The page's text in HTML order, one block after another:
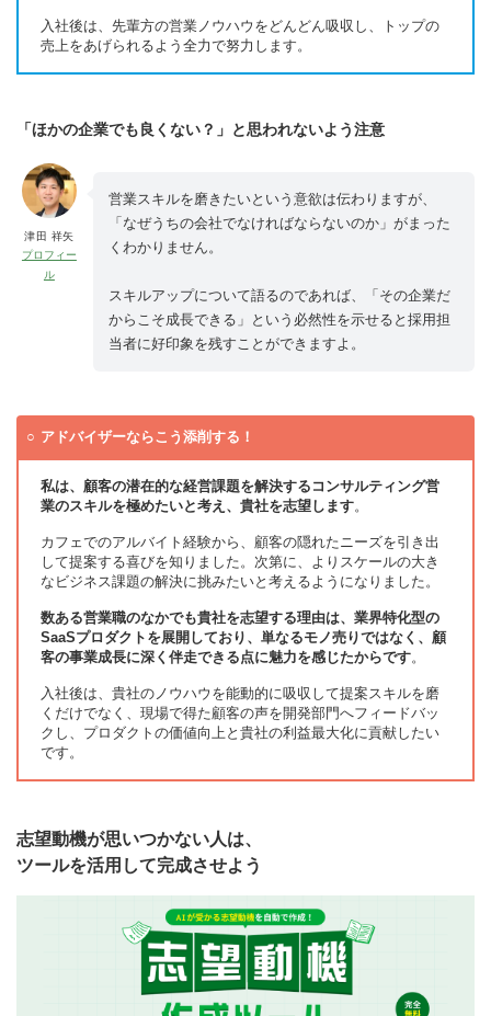
入社後は、先輩方の営業ノウハウをどんどん吸収し、トップの
売上をあげられるよう全力で努力します。
「ほかの企業でも良くない？」と思われないよう注意
津田 祥矢
プロフィー
ル
営業スキルを磨きたいという意欲は伝わりますが、
「なぜうちの会社でなければならないのか」がまった
くわかりません。
スキルアップについて語るのであれば、「その企業だ
からこそ成長できる」という必然性を示せると採用担
当者に好印象を残すことができますよ。
アドバイザーならこう添削する！
私は、顧客の潜在的な経営課題を解決するコンサルティング営
業のスキルを極めたいと考え、貴社を志望します。
カフェでのアルバイト経験から、顧客の隠れたニーズを引き出
して提案する喜びを知りました。次第に、よりスケールの大き
なビジネス課題の解決に挑みたいと考えるようになりました。
数ある営業職のなかでも貴社を志望する理由は、業界特化型の
SaaSプロダクトを展開しており、単なるモノ売りではなく、顧
客の事業成長に深く伴走できる点に魅力を感じたからです。
入社後は、貴社のノウハウを能動的に吸収して提案スキルを磨
くだけでなく、現場で得た顧客の声を開発部門へフィードバッ
クし、プロダクトの価値向上と貴社の利益最大化に貢献したい
です。
志望動機が思いつかない人は、
ツールを活用して完成させよう